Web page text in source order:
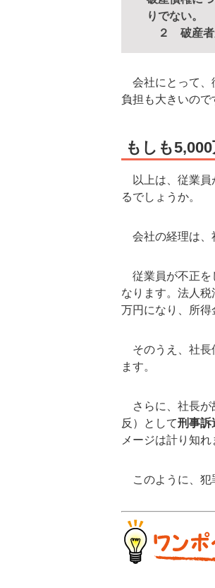
りでない。
２ 破産者
会社にとって、
負担も大きいので
もしも
以上は、従業員
るでしょうか。
会社の経理は、
従業員が不正を
なります。法人
万円になり、所得
そのうえ、社長
ます。
さらに、社長が
反）として刑事訴
メージは計り知れ
このように、犯